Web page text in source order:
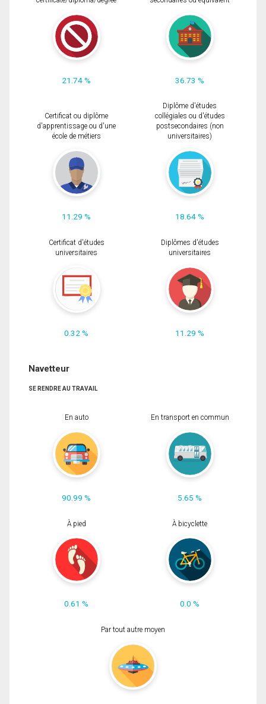
21.74 % 36.73 %
Certificat ou diplôme
d'apprentissage ou d'une
école de métiers
11.29 %
Diplôme d'études
collégiales ou d'études
postsecondaires (non
universitaires)
18.64 %
Certificat d'études
universitaires
0.32 %
Diplômes d'études
universitaires
11.29 %
Navetteur
SE RENDRE AU TRAVAIL
En auto
90.99 %
En transport en commun
5.65 %
À pied
0.61 %
À bicyclette
0.0 %
Par tout autre moyen